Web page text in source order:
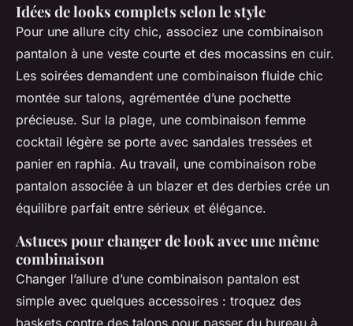
Idées de looks complets selon le style
Pour une allure city chic, associez une combinaison
pantalon à une veste courte et des mocassins en cuir.
Les soirées demandent une combinaison fluide chic
montée sur talons, agrémentée d’une pochette
précieuse. Sur la plage, une combinaison femme
cocktail légère se porte avec sandales tressées et
panier en raphia. Au travail, une combinaison robe
pantalon associée à un blazer et des derbies crée un
équilibre parfait entre sérieux et élégance.
Astuces pour changer de look avec une même
combinaison
Changer l’allure d’une combinaison pantalon est
simple avec quelques accessoires : troquez des
baskets contre des talons pour passer du bureau à